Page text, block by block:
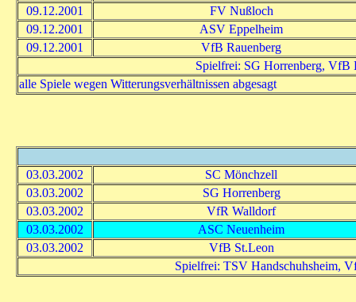
09.12.2001
FV Nußloch
09.12.2001
ASV Eppelheim
09.12.2001
VfB Rauenberg
Spielfrei: SG Horrenberg, VfB
alle Spiele wegen Witterungsverhältnissen abgesagt
03.03.2002
SC Mönchzell
03.03.2002
SG Horrenberg
03.03.2002
VfR Walldorf
03.03.2002
ASC Neuenheim
03.03.2002
VfB St.Leon
Spielfrei: TSV Handschuhsheim,